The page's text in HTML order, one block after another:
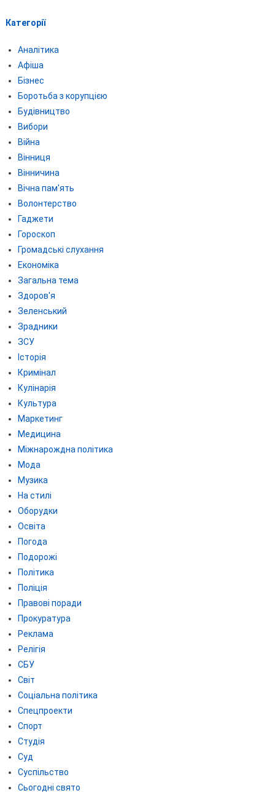
Категорії
Аналітика
Афіша
Бізнес
Боротьба з корупцією
Будівництво
Вибори
Війна
Вінниця
Вінничина
Вічна пам'ять
Волонтерство
Гаджети
Гороскоп
Громадські слухання
Економіка
Загальна тема
Здоров'я
Зеленський
Зрадники
ЗСУ
Історія
Кримінал
Кулінарія
Культура
Маркетинг
Медицина
Міжнарождна політика
Мода
Музика
На стилі
Оборудки
Освіта
Погода
Подорожі
Політика
Поліція
Правові поради
Прокуратура
Реклама
Релігія
СБУ
Світ
Соціальна політика
Спецпроекти
Спорт
Студія
Суд
Суспільство
Сьогодні свято